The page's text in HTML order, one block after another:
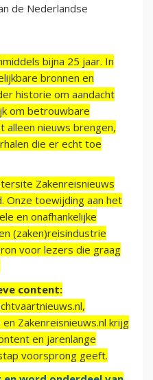
de Nederlandse
bijna 25 jaar. In
bronnen en
historie om aandacht
om betrouwbare
alleen nieuws brengen,
die er echt toe
Zakenreisnieuws
Onze toewijding aan het
en onafhankelijke
(zaken)reisindustrie
voor lezers die graag
content:
Zakenreisnieuws.nl krijg
en jarenlange
voorsprong geeft.